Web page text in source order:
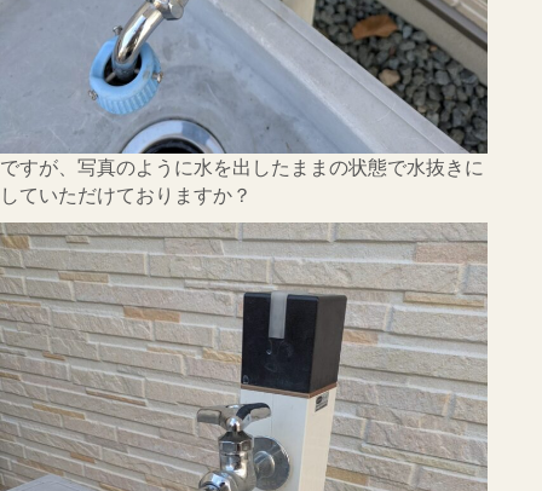
ですが、写真のように水を出したままの状態で水抜きに
していただけておりますか？